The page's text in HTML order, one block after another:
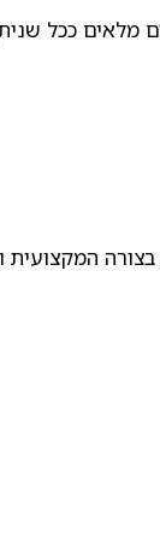
מלאים ככל
המקצועית